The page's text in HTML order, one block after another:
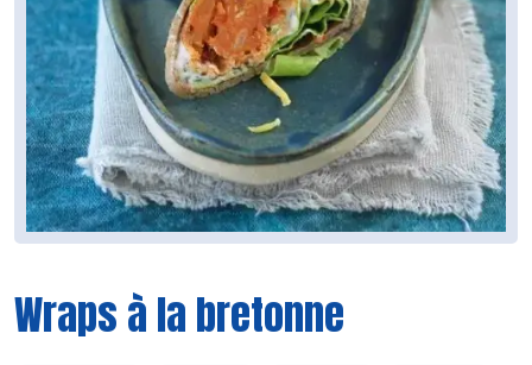
Wraps à la bretonne